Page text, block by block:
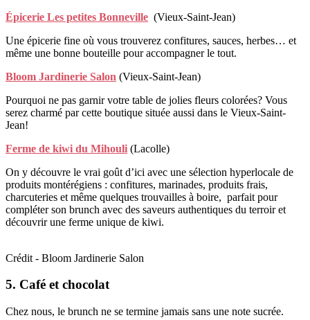
Épicerie Les petites Bonneville (Vieux-Saint-Jean)
Une épicerie fine où vous trouverez confitures, sauces, herbes… et
même une bonne bouteille pour accompagner le tout.
Bloom Jardinerie Salon (Vieux-Saint-Jean)
Pourquoi ne pas garnir votre table de jolies fleurs colorées? Vous
serez charmé par cette boutique située aussi dans le Vieux-Saint-
Jean!
Ferme de kiwi du Mihouli (Lacolle)
On y découvre le vrai goût d’ici avec une sélection hyperlocale de
produits montérégiens : confitures, marinades, produits frais,
charcuteries et même quelques trouvailles à boire, parfait pour
compléter son brunch avec des saveurs authentiques du terroir et
découvrir une ferme unique de kiwi.
Crédit - Bloom Jardinerie Salon
5. Café et chocolat
Chez nous, le brunch ne se termine jamais sans une note sucrée.